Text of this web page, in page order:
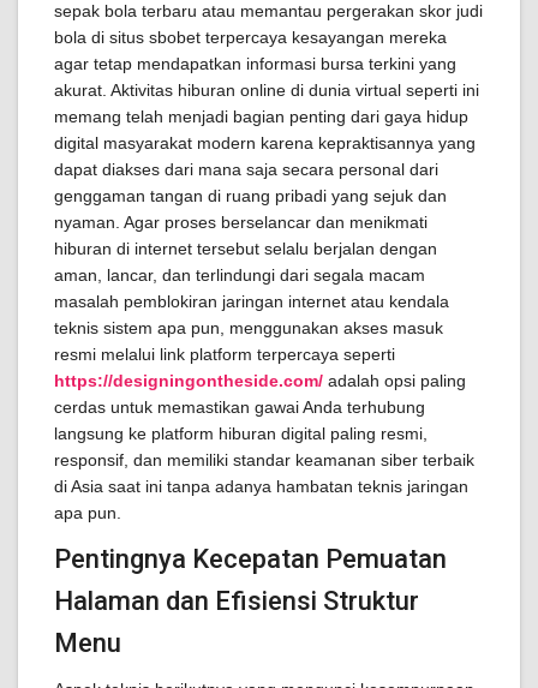
sepak bola terbaru atau memantau pergerakan skor judi
bola di situs sbobet terpercaya kesayangan mereka
agar tetap mendapatkan informasi bursa terkini yang
akurat. Aktivitas hiburan online di dunia virtual seperti ini
memang telah menjadi bagian penting dari gaya hidup
digital masyarakat modern karena kepraktisannya yang
dapat diakses dari mana saja secara personal dari
genggaman tangan di ruang pribadi yang sejuk dan
nyaman. Agar proses berselancar dan menikmati
hiburan di internet tersebut selalu berjalan dengan
aman, lancar, dan terlindungi dari segala macam
masalah pemblokiran jaringan internet atau kendala
teknis sistem apa pun, menggunakan akses masuk
resmi melalui link platform terpercaya seperti
https://designingontheside.com/ adalah opsi paling
cerdas untuk memastikan gawai Anda terhubung
langsung ke platform hiburan digital paling resmi,
responsif, dan memiliki standar keamanan siber terbaik
di Asia saat ini tanpa adanya hambatan teknis jaringan
apa pun.
Pentingnya Kecepatan Pemuatan
Halaman dan Efisiensi Struktur
Menu